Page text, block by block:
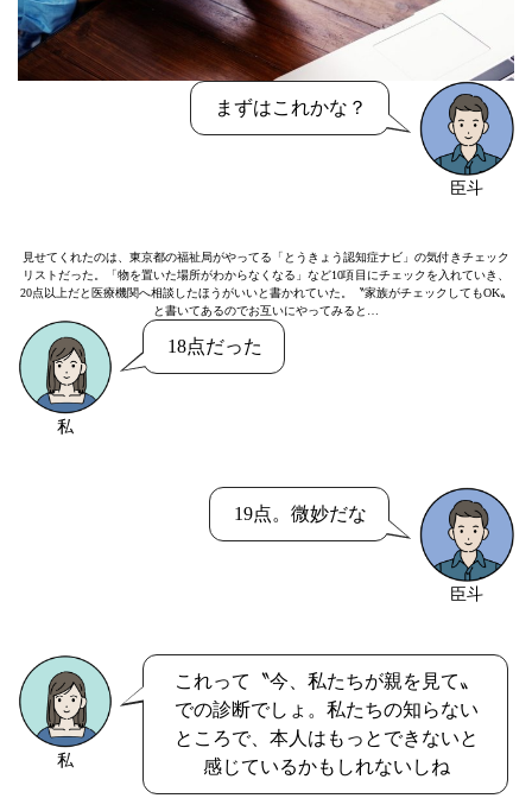
臣斗
まずはこれかな？
見せてくれたのは、東京都の福祉局がやってる「とうきょう認知症ナビ」の気付きチェック
リストだった。「物を置いた場所がわからなくなる」など10項目にチェックを入れていき、
20点以上だと医療機関へ相談したほうがいいと書かれていた。〝家族がチェックしてもOK〟
と書いてあるのでお互いにやってみると…
私
18点だった
臣斗
19点。微妙だな
私
これって〝今、私たちが親を見て〟
での診断でしょ。私たちの知らない
ところで、本人はもっとできないと
感じているかもしれないしね